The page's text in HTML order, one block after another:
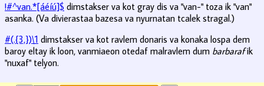
!#^van.*[áéíú]$ dimstakser va kot gray dis va "van-" toza ik "van"
asanka. (Va divierastaa bazesa va nyurnatan tcalek stragal.)
#(.{3,})\1 dimstakser va kot ravlem donaris va konaka lospa dem
baroy eltay ik loon, vanmiaeon otedaf malravlem dum barbarafik
"nuxaf" telyon.